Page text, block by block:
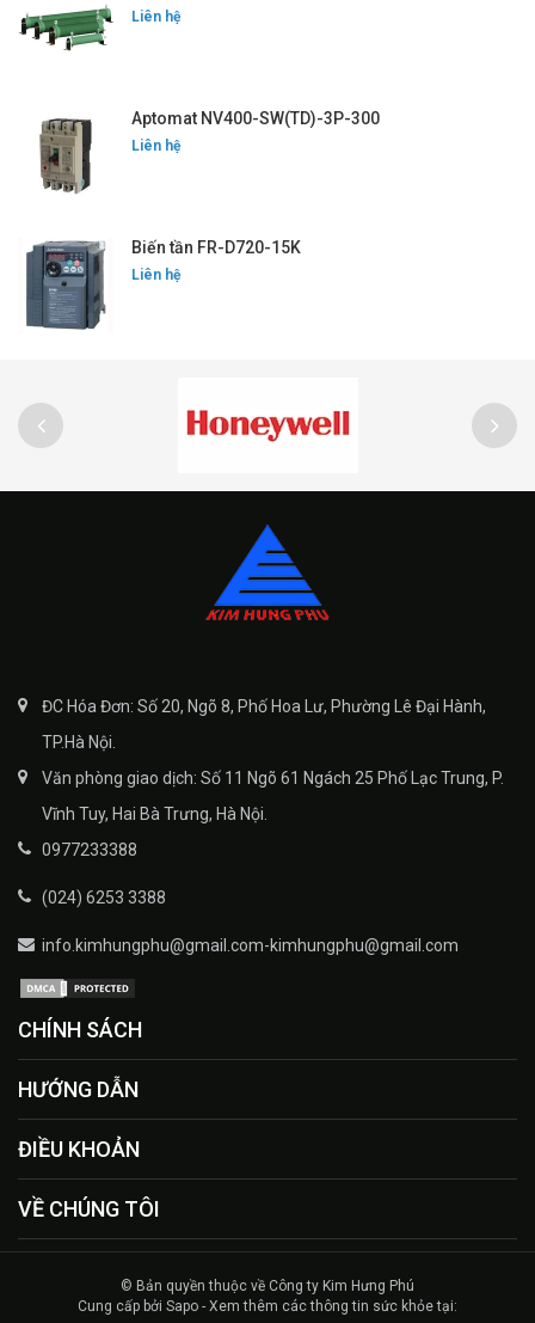
Liên hệ
Aptomat NV400-SW(TD)-3P-300
Liên hệ
Biến tần FR-D720-15K
Liên hệ
ĐC Hóa Đơn: Số 20, Ngõ 8, Phố Hoa Lư, Phường Lê Đại Hành,
TP.Hà Nội.
Văn phòng giao dịch: Số 11 Ngõ 61 Ngách 25 Phố Lạc Trung, P.
Vĩnh Tuy, Hai Bà Trưng, Hà Nội.
0977233388
(024) 6253 3388
info.kimhungphu@gmail.com-kimhungphu@gmail.com
CHÍNH SÁCH
HƯỚNG DẪN
ĐIỀU KHOẢN
VỀ CHÚNG TÔI
© Bản quyền thuộc về Công ty Kim Hưng Phú
Cung cấp bởi Sapo - Xem thêm các thông tin sức khỏe tại: